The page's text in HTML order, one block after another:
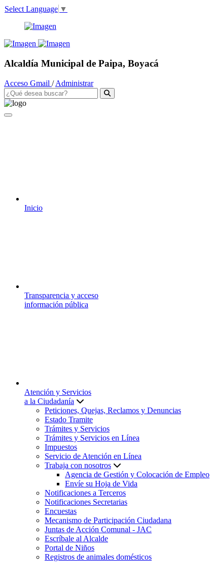
Select Language ▼
Alcaldía Municipal de Paipa, Boyacá
Acceso Gmail /Administrar
Inicio
Transparencia y acceso
información pública
Atención y Servicios
a la Ciudadanía
Peticiones, Quejas, Reclamos y Denuncias
Estado Tramite
Trámites y Servicios
Trámites y Servicios en Línea
Impuestos
Servicio de Atención en Línea
Trabaja con nosotros
Agencia de Gestión y Colocación de Empleo
Envíe su Hoja de Vida
Notificaciones a Terceros
Notificaciones Secretarias
Encuestas
Mecanismo de Participación Ciudadana
Juntas de Acción Comunal - JAC
Escríbale al Alcalde
Portal de Niños
Registros de animales domésticos